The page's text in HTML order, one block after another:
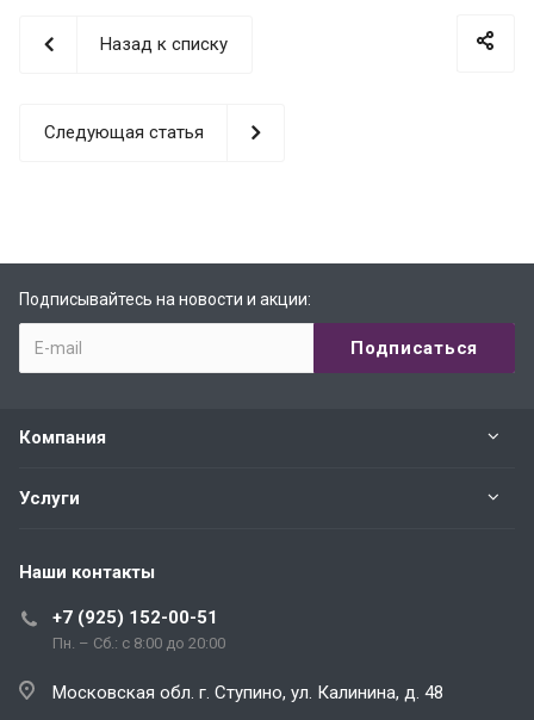
Назад к списку
Следующая статья
Подписывайтесь на новости и акции:
Компания
Услуги
Наши контакты
+7 (925) 152-00-51
Пн. – Сб.: с 8:00 до 20:00
Московская обл. г. Ступино, ул. Калинина, д. 48